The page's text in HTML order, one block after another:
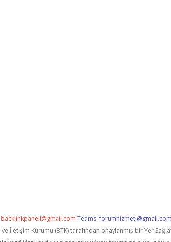
backlinkpaneli@gmail.com Teams:forumhizmeti@gmail.com
ve İletişim Kurumu (BTK) tarafından onaylanmış bir Yer